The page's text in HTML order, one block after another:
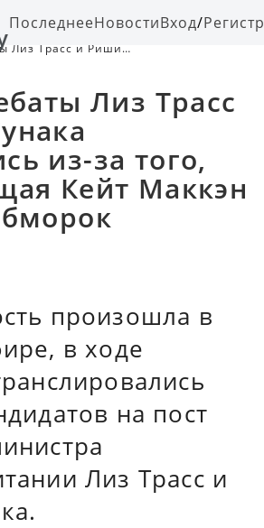
ПоследнееНовостиВход/
Лиз Трасс и Риши
Лиз Трасс
из-за того,
Кейт Маккэн
произошла в
в ходе
на пост
Лиз Трасс и